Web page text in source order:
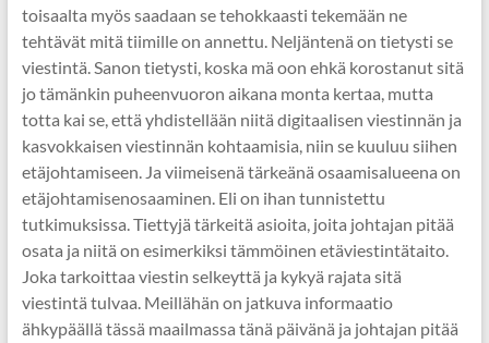
toisaalta myös saadaan se tehokkaasti tekemään ne
tehtävät mitä tiimille on annettu. Neljäntenä on tietysti se
viestintä. Sanon tietysti, koska mä oon ehkä korostanut sitä
jo tämänkin puheenvuoron aikana monta kertaa, mutta
totta kai se, että yhdistellään niitä digitaalisen viestinnän ja
kasvokkaisen viestinnän kohtaamisia, niin se kuuluu siihen
etäjohtamiseen. Ja viimeisenä tärkeänä osaamisalueena on
etäjohtamisenosaaminen. Eli on ihan tunnistettu
tutkimuksissa. Tiettyjä tärkeitä asioita, joita johtajan pitää
osata ja niitä on esimerkiksi tämmöinen etäviestintätaito.
Joka tarkoittaa viestin selkeyttä ja kykyä rajata sitä
viestintä tulvaa. Meillähän on jatkuva informaatio
ähkypäällä tässä maailmassa tänä päivänä ja johtajan pitää